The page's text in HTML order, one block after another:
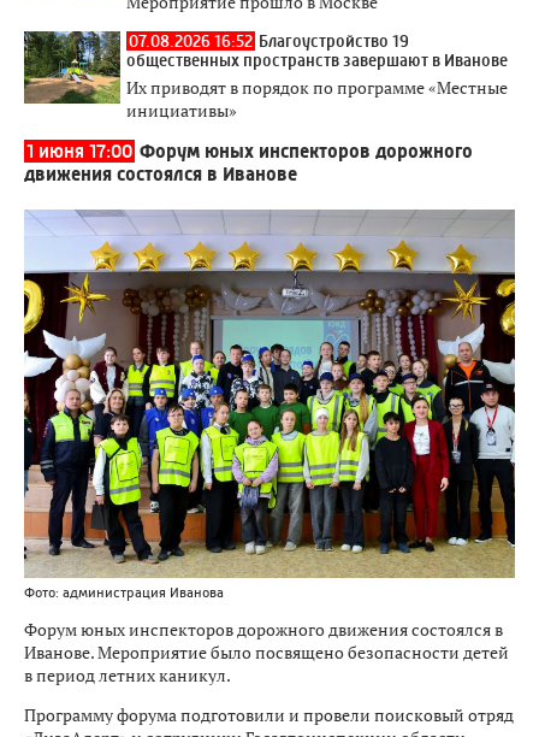
07.08.2026 16:52 Благоустройство 19
общественных пространств завершают в Иванове
Их приводят в порядок по программе «Местные
инициативы»
1 июня 17:00 Форум юных инспекторов дорожного
движения состоялся в Иванове
Фото: администрация Иванова
Форум юных инспекторов дорожного движения состоялся в
Иванове. Мероприятие было посвящено безопасности детей
в период летних каникул.
Программу форума подготовили и провели поисковый отряд